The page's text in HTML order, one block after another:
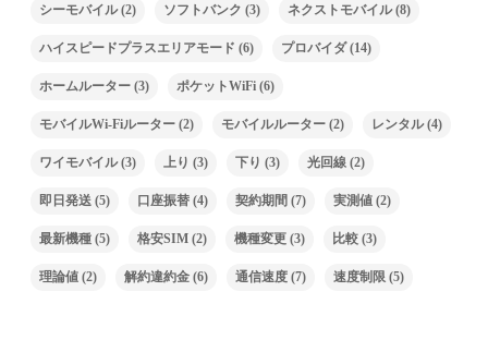
シーモバイル(2) ソフトバンク (3) ネクストモバイル(8)
ハイスピードプラスエリアモード (6) プロバイダ(14)
ホームルーター(3) ポケットWiFi(6)
モバイルWi-Fiルーター(2) モバイルルーター(2) レンタル(4)
ワイモバイル(3) 上り (3) 下り (3) 光回線(2)
即日発送(5) 口座振替(4) 契約期間 (7) 実測値(2)
最新機種(5) 格安SIM(2) 機種変更(3) 比較(3)
理論値(2) 解約違約金(6) 通信速度(7) 速度制限(5)